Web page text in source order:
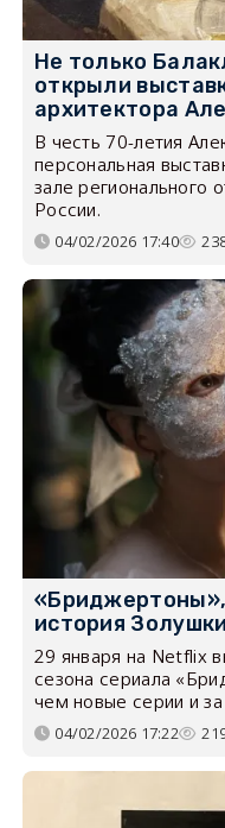
Не только
открыли
архитектора
В честь 70-летия
персональная
зале регионального
России.
04/02/2026 17:40
история
29 января на Netflix
сезона сериала
чем новые серии и
04/02/2026 17:22